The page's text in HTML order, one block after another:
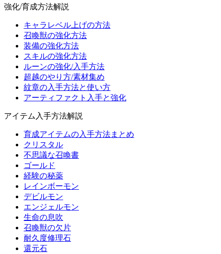
強化/育成方法解説
キャラレベル上げの方法
召喚獣の強化方法
装備の強化方法
スキルの強化方法
ルーンの強化/入手方法
超越のやり方/素材集め
紋章の入手方法と使い方
アーティファクト入手と強化
アイテム入手方法解説
育成アイテムの入手方法まとめ
クリスタル
不思議な召喚書
ゴールド
経験の秘薬
レインボーモン
デビルモン
エンジェルモン
生命の息吹
召喚獣の欠片
耐久度修理石
還元石